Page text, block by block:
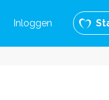
Inloggen